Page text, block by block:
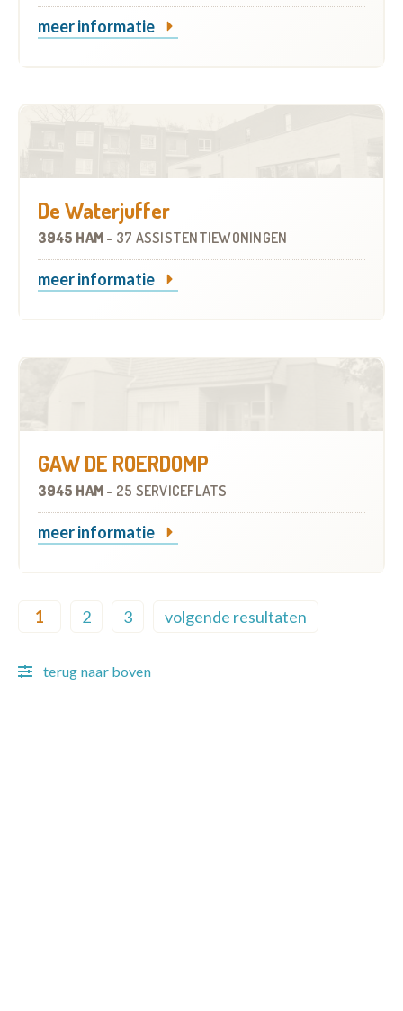
meer informatie
De Waterjuffer
3945 HAM - 37 ASSISTENTIEWONINGEN
meer informatie
GAW DE ROERDOMP
3945 HAM - 25 SERVICEFLATS
meer informatie
1 2 3 volgende resultaten
terug naar boven